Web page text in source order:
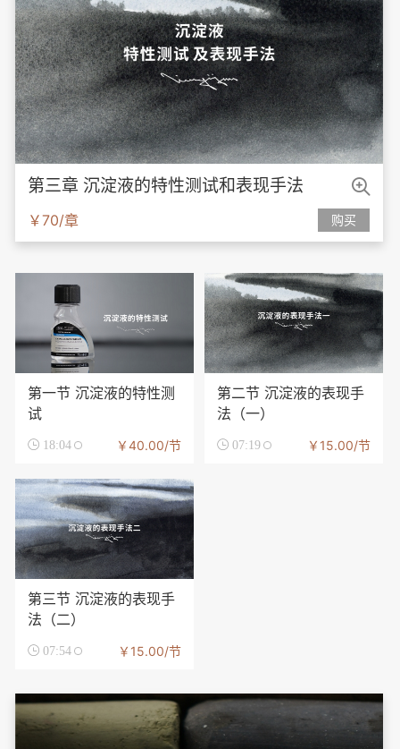
第三章 沉淀液的特性测试和表现手法
￥70/章 购买

第一节 沉淀液的特性测
试
 18:04 ￥40.00/节
第二节 沉淀液的表现手
法（一）
 07:19 ￥15.00/节
第三节 沉淀液的表现手
法（二）
 07:54 ￥15.00/节